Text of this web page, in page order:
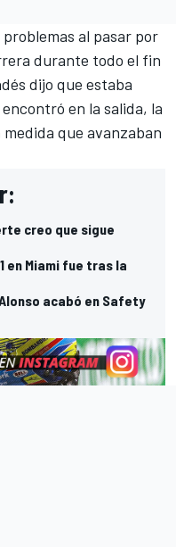
al pasar por
durante todo el fin
dijo que estaba
en la salida, la
que avanzaban
creo que sigue
en Miami fue tras la
acabó en Safety